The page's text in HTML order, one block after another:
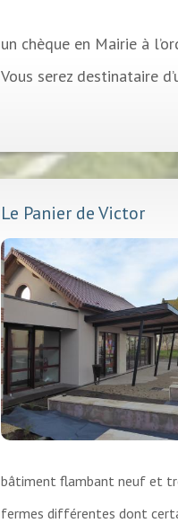
un chèque en Mairie à
Vous serez destinataire
Le Panier de Victor
bâtiment flambant neuf et
fermes différentes dont